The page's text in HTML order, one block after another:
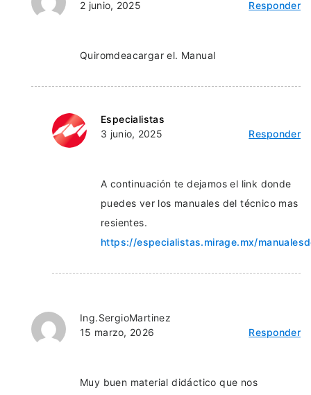
2 junio, 2025 Responder
Quiromdeacargar el. Manual
Especialistas
3 junio, 2025
Responder
A continuación te dejamos el link donde
puedes ver los manuales del técnico mas
resientes.
https://especialistas.mirage.mx/
Ing.SergioMartinez
15 marzo, 2026
Responder
Muy buen material didáctico que nos